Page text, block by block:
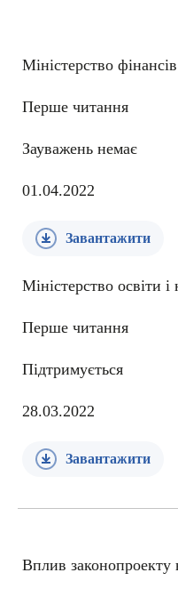
Міністерство
Перше читання
Зауважень немає
01.04.2022
Завантажити
Міністерство освіти
Перше читання
Підтримується
28.03.2022
Завантажити
Вплив